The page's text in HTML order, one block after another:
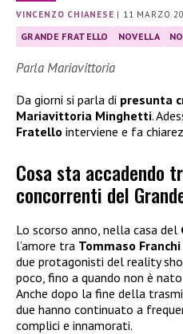
VINCENZO CHIANESE | 11 MARZO
GRANDE FRATELLO NOVELLA
Parla Mariavittoria
Da giorni si parla di presunta
Mariavittoria Minghetti.
Fratello interviene e fa
Cosa sta accadendo
concorrenti del
Lo scorso anno, nella casa del
l’amore tra Tommaso Franchi
due protagonisti del reality
poco, fino a quando non è
Anche dopo la fine della
due hanno continuato a
complici e innamorati.